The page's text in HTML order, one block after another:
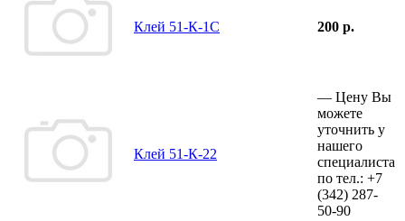
Клей 51-К-1С 200 р.
Клей 51-К-22
— Цену Вы
можете
уточнить у
нашего
специалиста
по тел.: +7
(342) 287-
50-90